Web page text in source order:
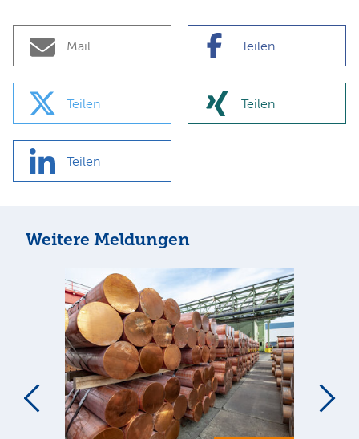
Mail Teilen
Teilen Teilen
Teilen
Weitere Meldungen